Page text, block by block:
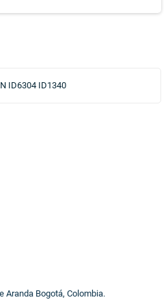
ID6304 ID1340
Aranda Bogotá, Colombia.